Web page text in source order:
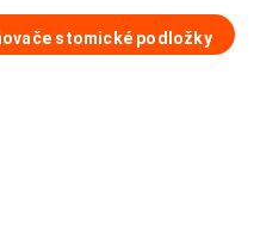
stomické podložky